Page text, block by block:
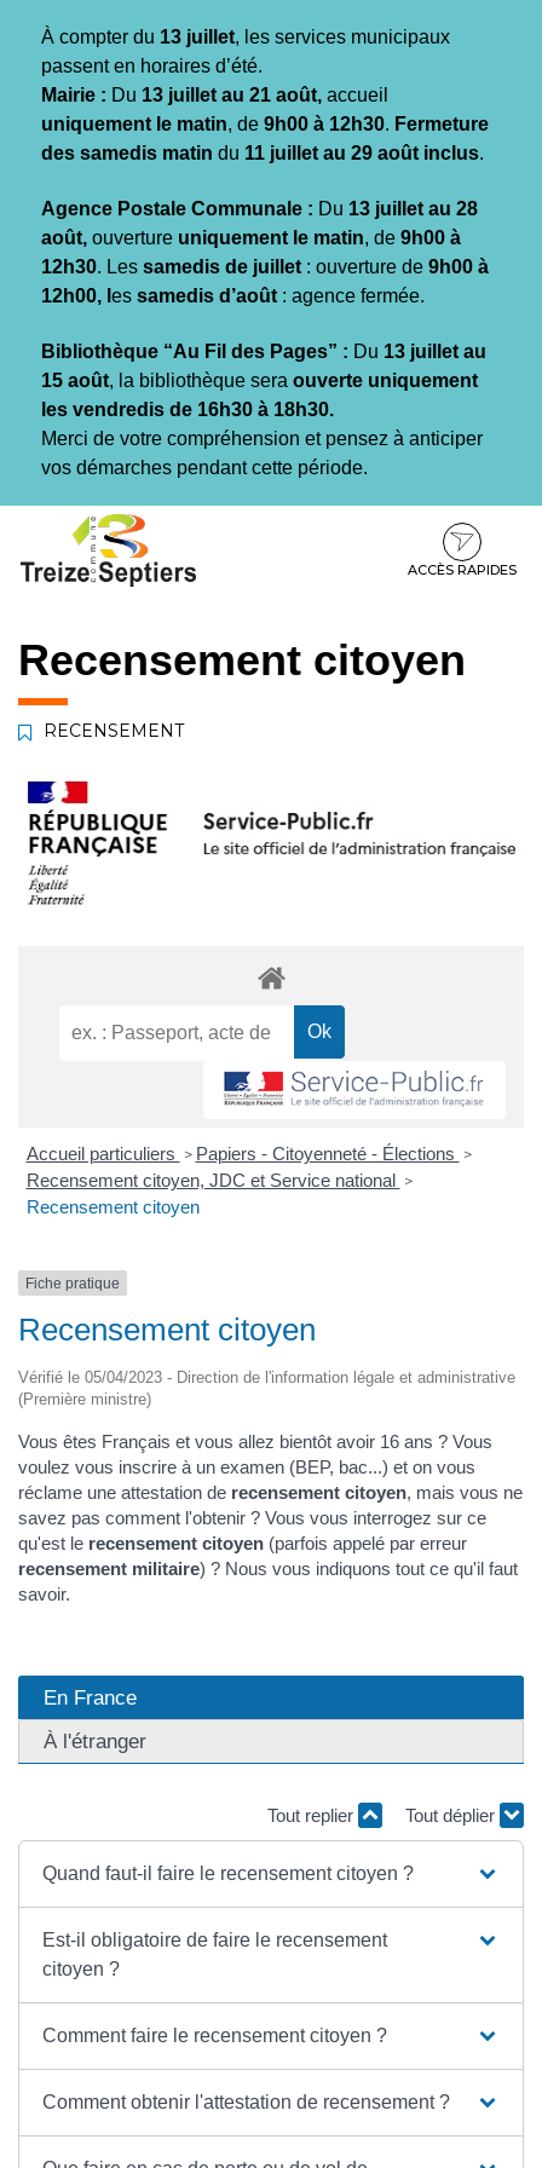
À compter du 13 juillet, les services municipaux
passent en horaires d’été.
Mairie : Du 13 juillet au 21 août, accueil
uniquement le matin, de 9h00 à 12h30. Fermeture
des samedis matin du 11 juillet au 29 août inclus.
Agence Postale Communale : Du 13 juillet au 28
août, ouverture uniquement le matin, de 9h00 à
12h30. Les samedis de juillet : ouverture de 9h00 à
12h00, l es samedis d’août : agence fermée.
Bibliothèque “Au Fil des Pages” : Du 13 juillet au
15 août, la bibliothèque sera ouverte uniquement
les vendredis de 16h30 à 18h30.
Merci de votre compréhension et pensez à anticiper
vos démarches pendant cette période.
contenu
pied
ACCÈS RAPIDES
Recensement citoyen
RECENSEMENT
Accueil particuliers > Papiers - Citoyenneté - Élections >
Recensement citoyen, JDC et Service national >
Recensement citoyen
Fiche pratique
Recensement citoyen
Vérifié le 05/04/2023 - Direction de l'information légale et administrative
(Première ministre)
Vous êtes Français et vous allez bientôt avoir 16 ans ? Vous
voulez vous inscrire à un examen (BEP, bac...) et on vous
réclame une attestation de recensement citoyen, mais vous ne
savez pas comment l'obtenir ? Vous vous interrogez sur ce
qu'est le recensement citoyen (parfois appelé par erreur
recensement militaire) ? Nous vous indiquons tout ce qu'il faut
savoir.
En France
À l'étranger
Tout replier Tout déplier
Quand faut-il faire le recensement citoyen ?
Est-il obligatoire de faire le recensement
citoyen ?
Comment faire le recensement citoyen ?
Comment obtenir l'attestation de recensement ?